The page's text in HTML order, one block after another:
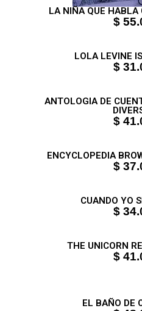
LA NIÑA QUE HABLA
$
LOLA LEVINE
$
ANTOLOGIA DE
$
ENCYCLOPEDIA
$
CUANDO YO
$
THE UNICORN
$
EL BAÑO DE